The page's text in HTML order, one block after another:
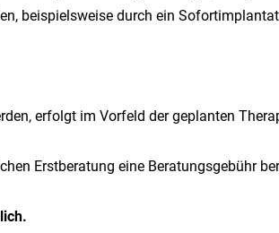
beispielsweise durch ein
erfolgt im Vorfeld der geplanten
Erstberatung eine Beratungsgebühr